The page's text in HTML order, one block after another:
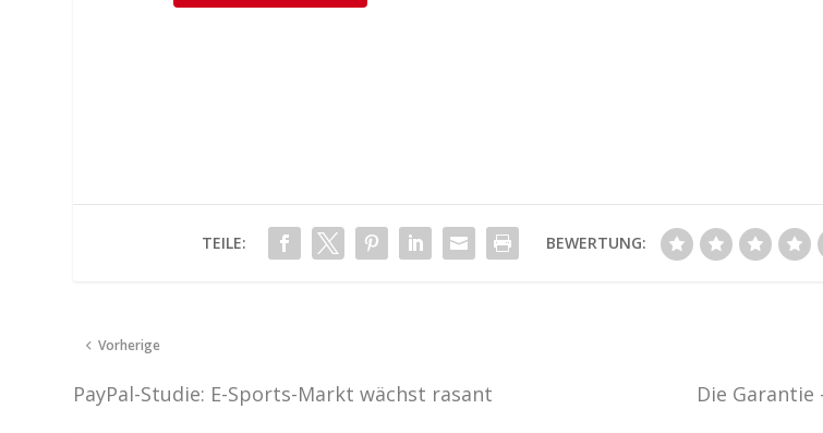
TEILE: BEWERTUNG:
Vorherige
PayPal-Studie: E-Sports-Markt wächst rasant Die Garantie